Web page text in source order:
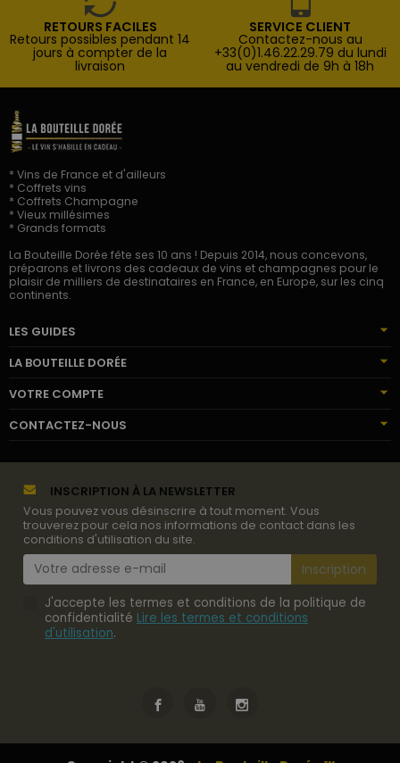
RETOURS FACILES
Retours possibles pendant 14
jours à compter de la
livraison
SERVICE CLIENT
Contactez-nous au
+33(0)1.46.22.29.79 du lundi
au vendredi de 9h à 18h
* Vins de France et d'ailleurs
* Coffrets vins
* Coffrets Champagne
* Vieux millésimes
* Grands formats
La Bouteille Dorée fête ses 10 ans ! Depuis 2014, nous concevons,
préparons et livrons des cadeaux de vins et champagnes pour le
plaisir de milliers de destinataires en France, en Europe, sur les cinq
continents.
LES GUIDES
LA BOUTEILLE DORÉE
VOTRE COMPTE
CONTACTEZ-NOUS
INSCRIPTION À LA NEWSLETTER
Vous pouvez vous désinscrire à tout moment. Vous
trouverez pour cela nos informations de contact dans les
conditions d'utilisation du site.
J'accepte les termes et conditions de la politique de
confidentialité Lire les termes et conditions
d'utilisation.